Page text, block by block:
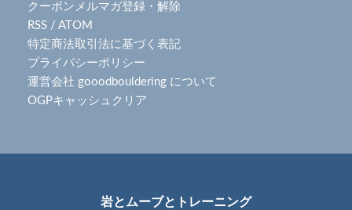
クーポンメルマガ登録・解除
RSS / ATOM
特定商法取引法に基づく表記
プライバシーポリシー
運営会社 gooodbouldering について
OGPキャッシュクリア
岩とムーブとトレーニング